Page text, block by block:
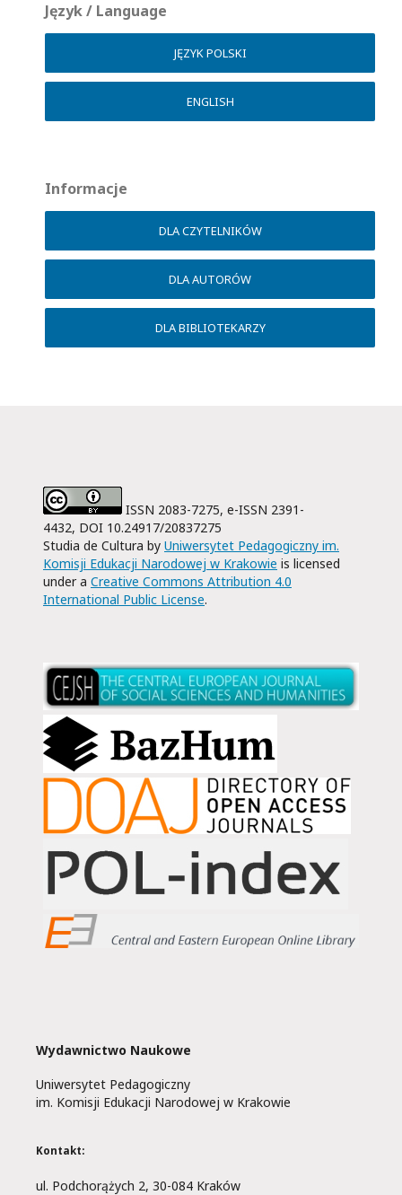
Język / Language
JĘZYK POLSKI
ENGLISH
Informacje
DLA CZYTELNIKÓW
DLA AUTORÓW
DLA BIBLIOTEKARZY
ISSN 2083-7275, e-ISSN 2391-
4432, DOI 10.24917/20837275
Studia de Cultura by Uniwersytet Pedagogiczny im.
Komisji Edukacji Narodowej w Krakowie is licensed
under a Creative Commons Attribution 4.0
International Public License.
Wydawnictwo Naukowe
Uniwersytet Pedagogiczny
im. Komisji Edukacji Narodowej w Krakowie
Kontakt:
ul. Podchorążych 2, 30-084 Kraków